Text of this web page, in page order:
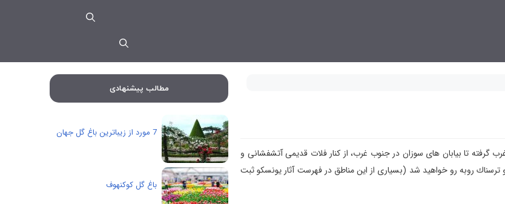
گرفته تا بیابان های سوزان در جنوب غرب، از كنار فلات قدیمی آتشفشانی و
ترسناك روبه رو خواهید شد (بسیاری از این مناطق در فهرست آثار یونسكو ثبت
مطالب پیشنهادی
7 مورد از زیباترین باغ گل جهان
باغ گل کوکنهوف